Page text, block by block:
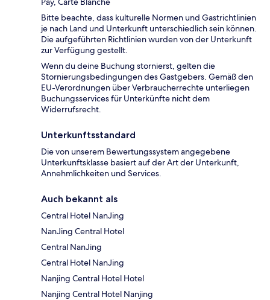
Bitte beachte, dass kulturelle Normen und Gastrichtlinien
je nach Land und Unterkunft unterschiedlich sein können.
Die aufgeführten Richtlinien wurden von der Unterkunft
zur Verfügung gestellt.
Wenn du deine Buchung stornierst, gelten die
Stornierungsbedingungen des Gastgebers. Gemäß den
EU-Verordnungen über Verbraucherrechte unterliegen
Buchungsservices für Unterkünfte nicht dem
Widerrufsrecht.
Unterkunftsstandard
Die von unserem Bewertungssystem angegebene
Unterkunftsklasse basiert auf der Art der Unterkunft,
Annehmlichkeiten und Services.
Auch bekannt als
Central Hotel NanJing
NanJing Central Hotel
Central NanJing
Central Hotel NanJing
Nanjing Central Hotel Hotel
Nanjing Central Hotel Nanjing